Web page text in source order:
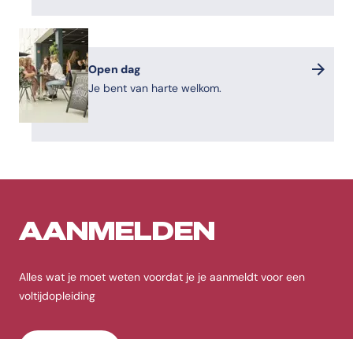
Open dag
Je bent van harte welkom.
AANMELDEN
Alles wat je moet weten voordat je je aanmeldt voor een
voltijdopleiding